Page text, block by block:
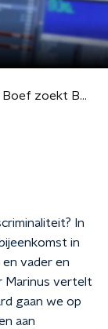
#3 - Boef zoekt Boer
In
in
vader en
Marinus vertelt
gaan we op
aan